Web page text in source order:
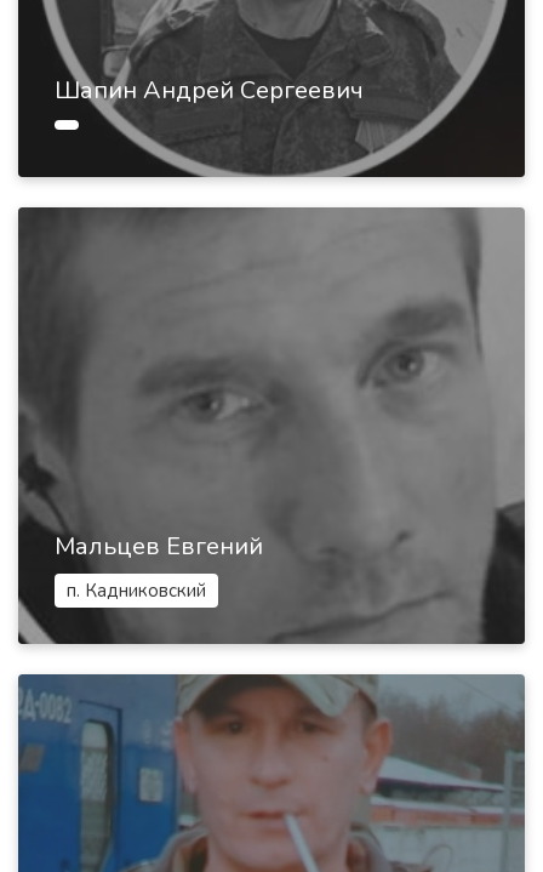
Шапин Андрей Сергеевич
Мальцев Евгений
п. Кадниковский